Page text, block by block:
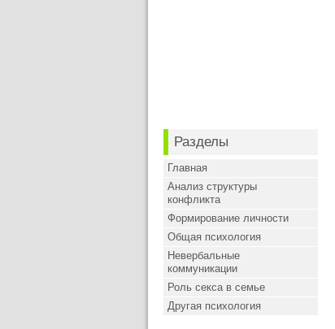
Разделы
Главная
Анализ структуры
конфликта
Формирование личности
Общая психология
Невербальные
коммуникации
Роль секса в семье
Другая психология